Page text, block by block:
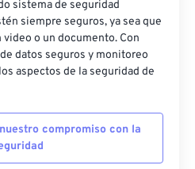
sistema de seguridad
siempre seguros, ya sea que
o un documento. Con
datos seguros y monitoreo
aspectos de la seguridad de
compromiso con la